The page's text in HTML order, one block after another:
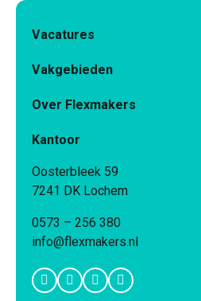
Vacatures
Vakgebieden
Over Flexmakers
Kantoor
Oosterbleek 59
7241 DK Lochem
0573 – 256 380
info@flexmakers.nl